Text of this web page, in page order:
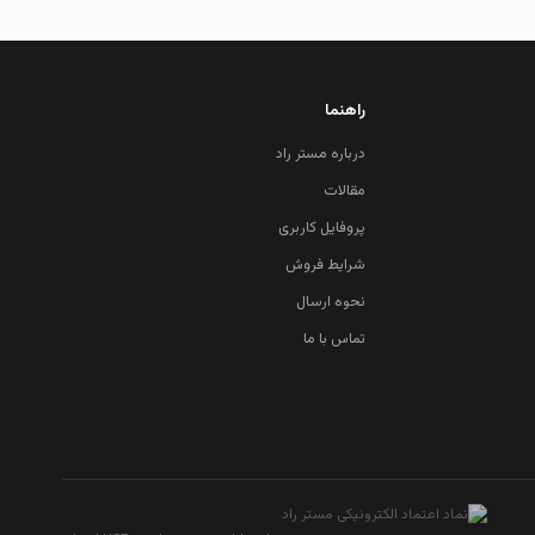
راهنما
درباره مستر راد
مقالات
پروفایل کاربری
شرایط فروش
نحوه ارسال
تماس با ما